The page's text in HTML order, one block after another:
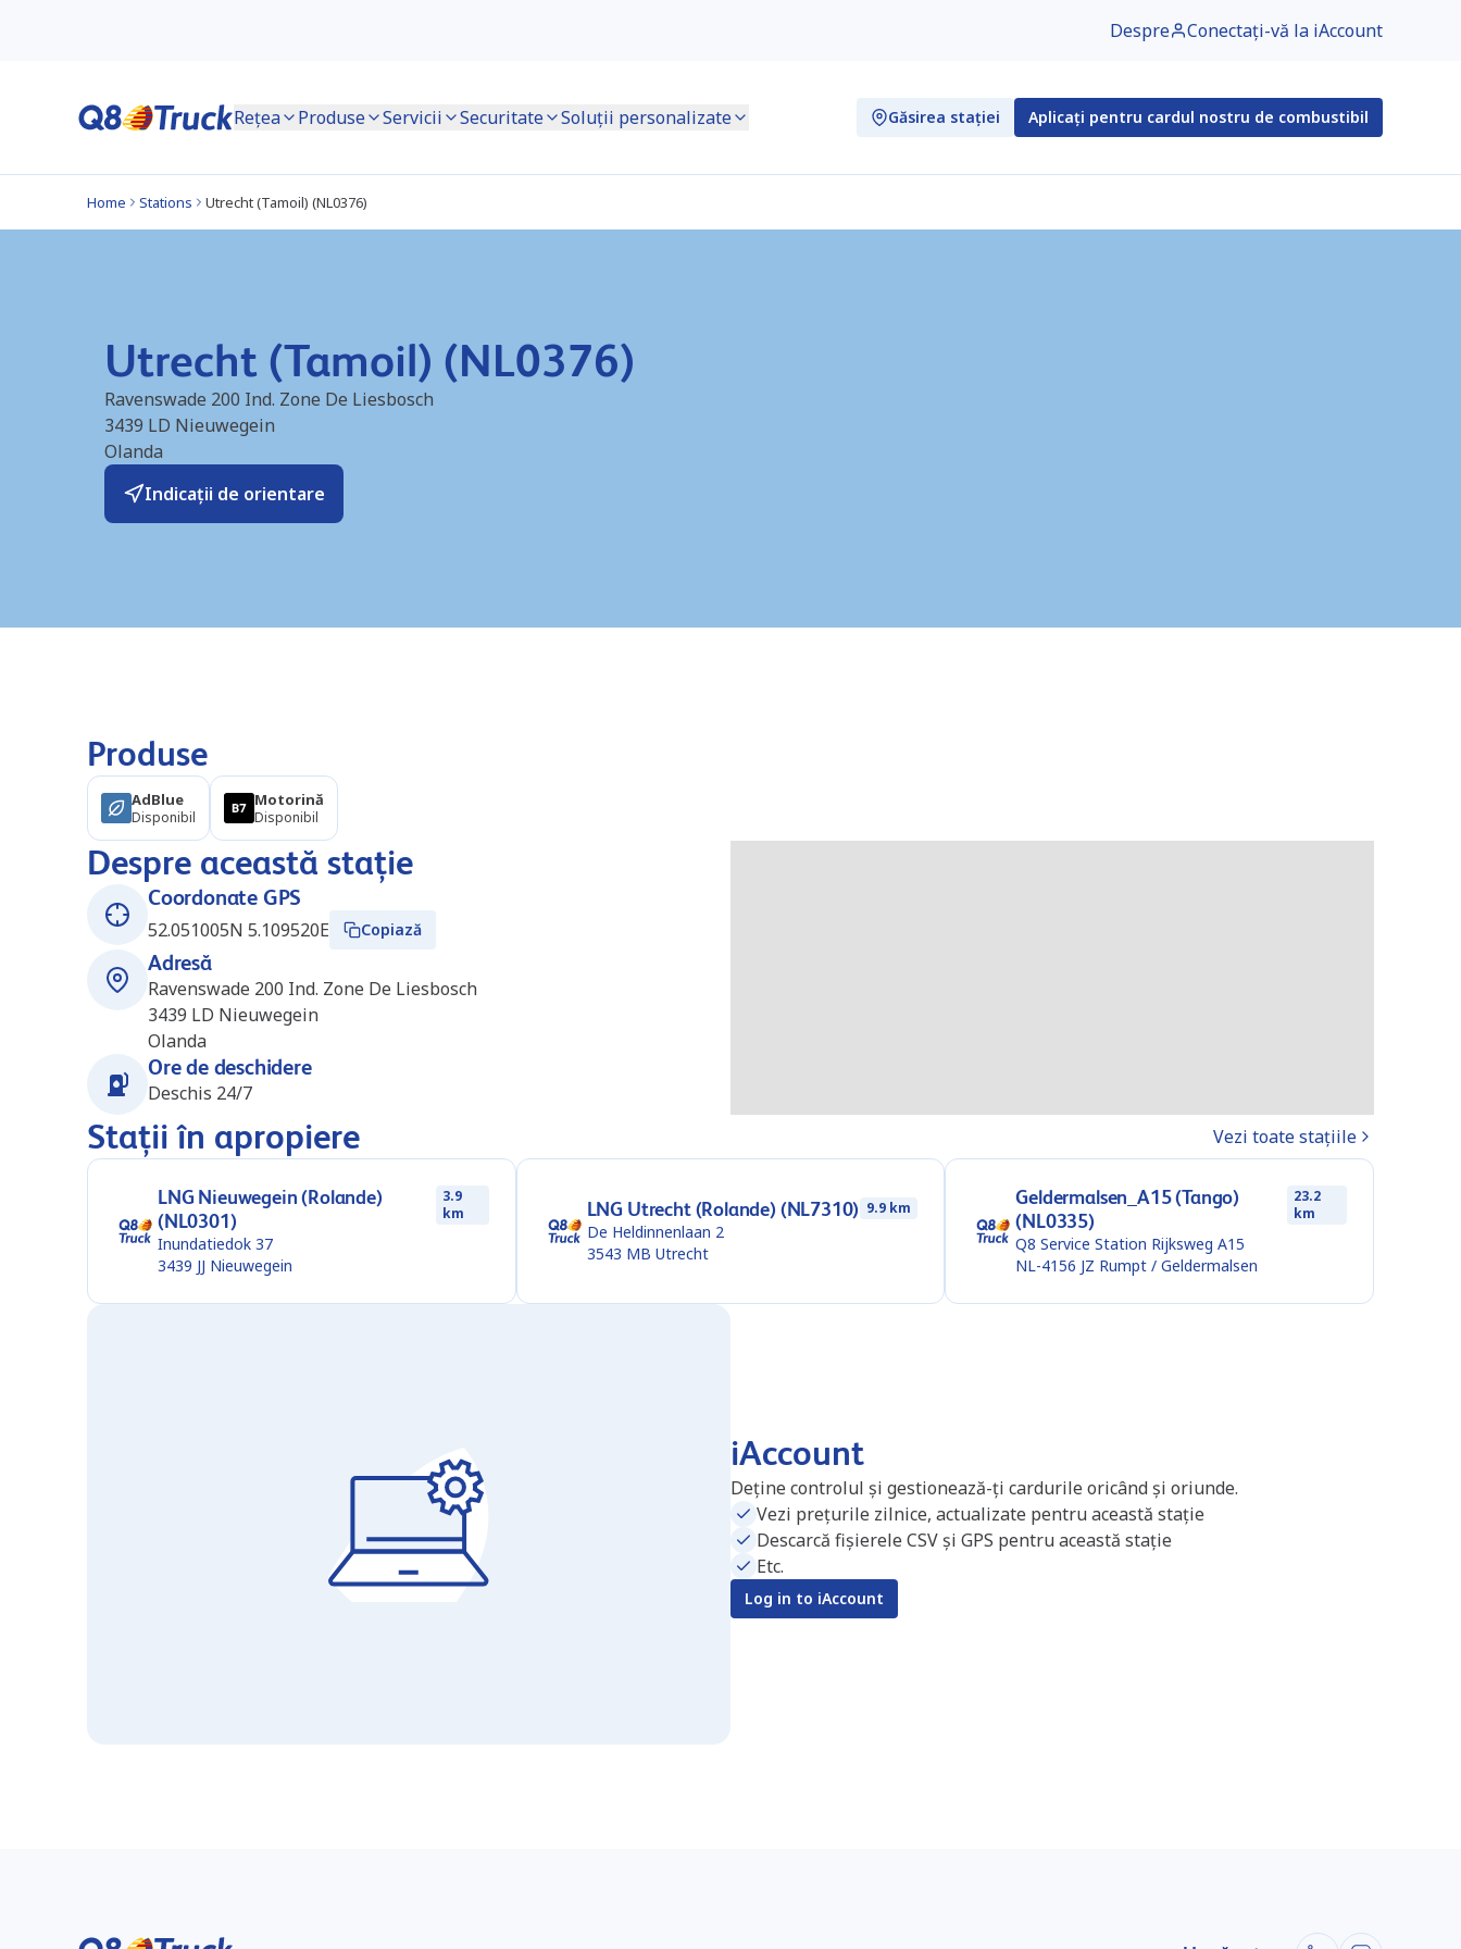
Despre Conectați-vă la iAccount
Rețea Produse Servicii Securitate Soluții personalizate Găsirea stației Aplicați pentru cardul nostru de combustibil
Home Stations Utrecht (Tamoil) (NL0376)
Utrecht (Tamoil) (NL0376)
Ravenswade 200 Ind. Zone De Liesbosch
3439 LD Nieuwegein
Olanda
Indicații de orientare
Produse
AdBlue
Disponibil
Motorină
Disponibil
Despre această stație
Coordonate GPS
52.051005N 5.109520E
Copiază
Adresă
Ravenswade 200 Ind. Zone De Liesbosch
3439 LD Nieuwegein
Olanda
Ore de deschidere
Deschis 24/7
Stații în apropiere Vezi toate stațiile
LNG Nieuwegein (Rolande)
(NL0301)
3.9
km
Inundatiedok 37
3439 JJ Nieuwegein
LNG Utrecht (Rolande) (NL7310) 9.9 km
De Heldinnenlaan 2
3543 MB Utrecht
Geldermalsen_A15 (Tango)
(NL0335)
23.2
km
Q8 Service Station Rijksweg A15
NL-4156 JZ Rumpt / Geldermalsen
iAccount
Deține controlul și gestionează-ți cardurile oricând și oriunde.
Vezi prețurile zilnice, actualizate pentru această stație
Descarcă fișierele CSV și GPS pentru această stație
Etc.
Log in to iAccount